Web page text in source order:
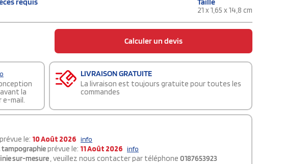
requis Taille
21 x 1,65 x 14,8 cm
Calculer un devis
la
e-mail.
LIVRAISON GRATUITE
La livraison est toujours gratuite pour toutes les
commandes
prévue le: 10 Août 2026 info
tampographieprévue le: 11 Août 2026 info
sur-mesure, veuillez nous contacter par téléphone 0187653923